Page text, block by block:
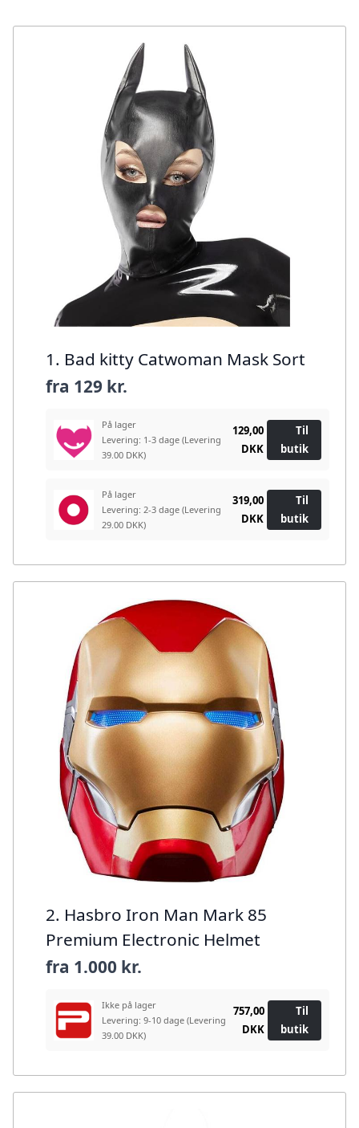
1. Bad kitty Catwoman Mask Sort
fra 129 kr.
På lager
Levering: 1-3 dage (Levering
39.00 DKK)
129,00
DKK
Til
butik
På lager
Levering: 2-3 dage (Levering
29.00 DKK)
319,00
DKK
Til
butik
2. Hasbro Iron Man Mark 85
Premium Electronic Helmet
fra 1.000 kr.
Ikke på lager
Levering: 9-10 dage (Levering
39.00 DKK)
757,00
DKK
Til
butik